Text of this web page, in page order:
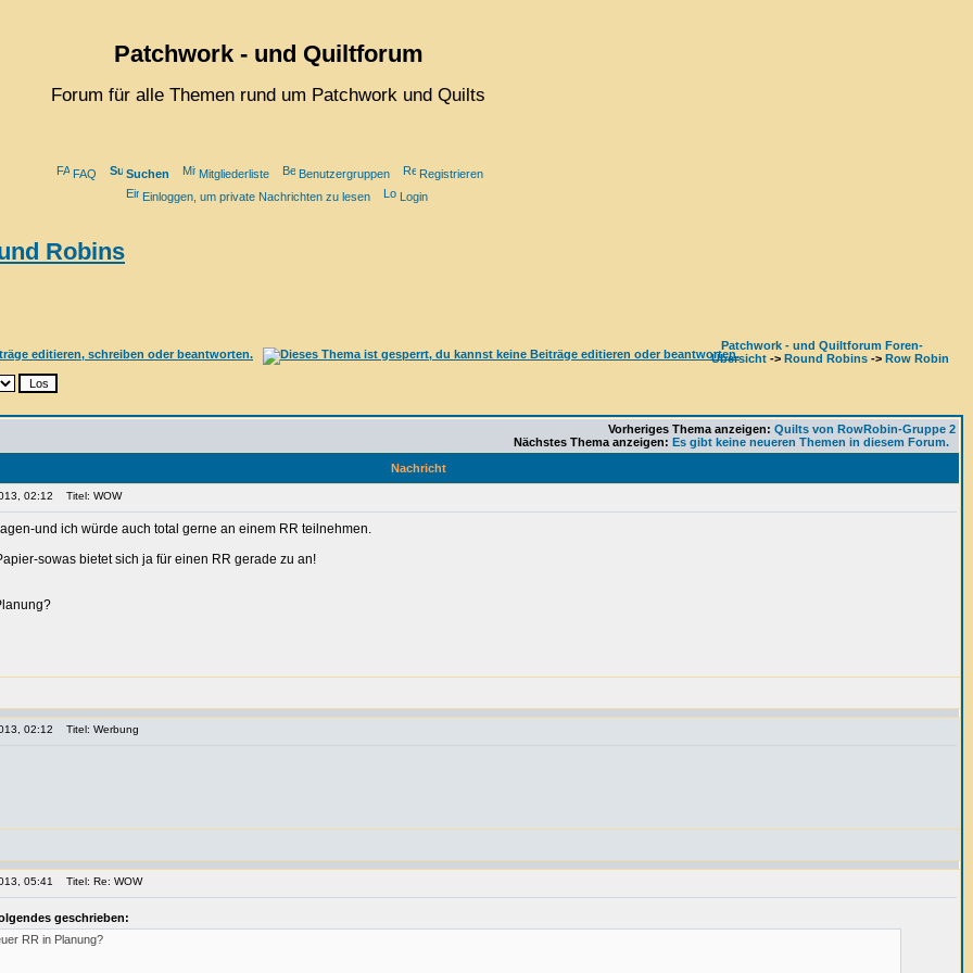
Patchwork - und Quiltforum
Forum für alle Themen rund um Patchwork und Quilts
FAQ Suchen Mitgliederliste Benutzergruppen
Registrieren
Einloggen, um private Nachrichten zu lesen
Login
Robins
Patchwork - und Quiltforum Foren-
Übersicht -> Round Robins -> Row Robin
Vorheriges Thema anzeigen: Quilts von RowRobin-Gruppe 2
Nächstes Thema anzeigen: Es gibt keine neueren Themen in diesem Forum.
Nachricht
02:12 Titel: WOW
und ich würde auch total gerne an einem RR teilnehmen.
sowas bietet sich ja für einen RR gerade zu an!
02:12 Titel: Werbung
05:41 Titel: Re: WOW
geschrieben:
RR in Planung?